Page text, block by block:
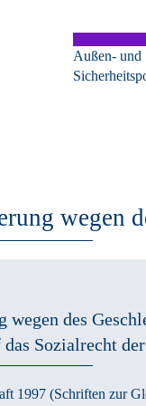
Außen- und
wegen
des
Sozialrecht
1997 (Schriften zur